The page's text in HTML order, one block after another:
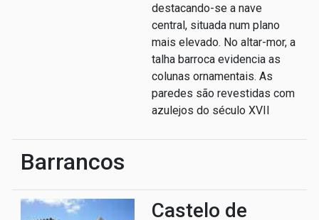
destacando-se a nave
central, situada num plano
mais elevado. No altar-mor, a
talha barroca evidencia as
colunas ornamentais. As
paredes são revestidas com
azulejos do século XVII
Barrancos
Castelo de